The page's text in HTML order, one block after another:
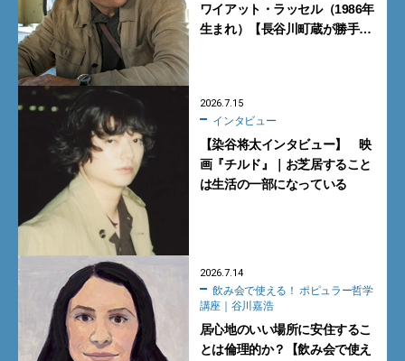
ワイアット・ラッセル（1986年
生まれ）【長谷川町蔵が勝手に
2026.7.15
インタビュー
【染谷将太インタビュー】 映
画『チルド』｜お芝居すること
は生活の一部になっている
2026.7.14
飲み会で使える！ ポピュラー哲学
講座｜谷川嘉浩
居心地のいい場所に安住するこ
とは倫理的か？【飲み会で使え